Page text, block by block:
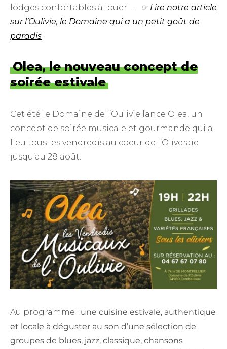
lodges confortables à louer …
☞ Lire notre article
sur l’Oulivie, le Domaine qui a un petit goût de
paradis
Olea, le nouveau concept de
soirée estivale
Cet été le Domaine de l’Oulivie lance Olea, un
concept de soirée musicale et gourmande qui a
lieu tous les vendredis au coeur de l’Oliveraie
jusqu’au 28 août.
Au programme : une cuisine estivale, authentique
et locale à déguster au son d’une sélection de
groupes de blues, jazz, classique, chansons